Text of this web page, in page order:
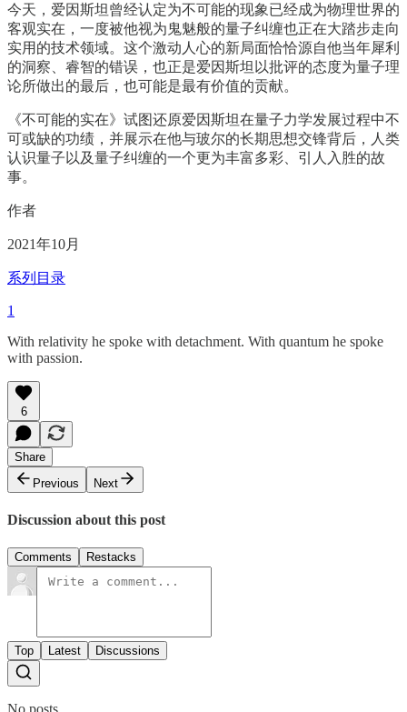
今天，爱因斯坦曾经认定为不可能的现象已经成为物理世界的
客观实在，一度被他视为鬼魅般的量子纠缠也正在大踏步走向
实用的技术领域。这个激动人心的新局面恰恰源自他当年犀利
的洞察、睿智的错误，也正是爱因斯坦以批评的态度为量子理
论所做出的最后，也可能是最有价值的贡献。
《不可能的实在》试图还原爱因斯坦在量子力学发展过程中不
可或缺的功绩，并展示在他与玻尔的长期思想交锋背后，人类
认识量子以及量子纠缠的一个更为丰富多彩、引人入胜的故
事。
作者
2021年10月
系列目录
1
With relativity he spoke with detachment. With quantum he spoke
with passion.
6
Share
Previous
Next
Discussion about this post
Comments Restacks
Top Latest Discussions